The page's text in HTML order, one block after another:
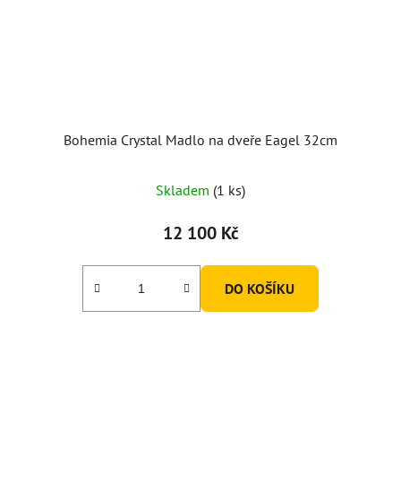
Bohemia Crystal Madlo na dveře Eagel 32cm
Skladem (1 ks)
12 100 Kč
DO KOŠÍKU